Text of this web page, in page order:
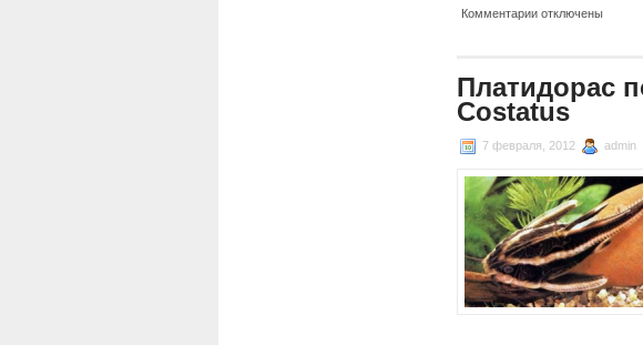
Комментариик
Agamyxis
Pectinifrons
отключены
Платидорас
Costatus
7 февраля, 2012 admin